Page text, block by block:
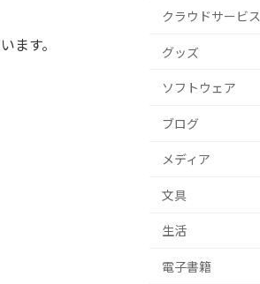
ます。
クラウドサービス
グッズ
ソフトウェア
ブログ
メディア
文具
生活
電子書籍